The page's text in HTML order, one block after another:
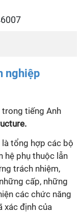
nghiệp
trong tiếng Anh
là tổng hợp các bộ
hệ phụ thuộc lẫn
trách nhiệm,
cấp, những
các chức năng
xác định của